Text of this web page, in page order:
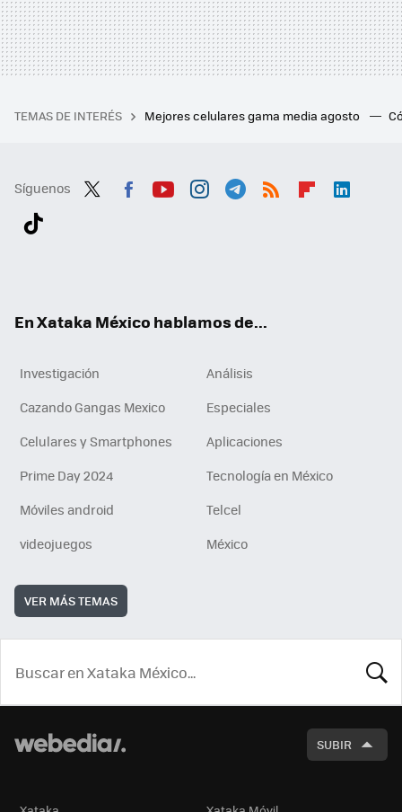
TEMAS DE INTERÉS Mejores celulares gama media agosto
Síguenos
En Xataka México hablamos de...
Investigación
Análisis
Cazando Gangas Mexico
Especiales
Celulares y Smartphones
Aplicaciones
Prime Day 2024
Tecnología en México
Móviles android
Telcel
videojuegos
México
VER MÁS TEMAS
SUBIR